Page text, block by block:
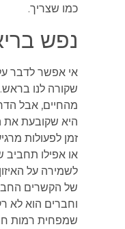
כמו שצריך.
נפש
אי אפשר לדבר על
שקורה לנו בראש.
מהחיים, אבל הדרך
היא שקובעת את
זמן לפעולות
או אפילו תחביב
לשמירה על האיזון.
של הקשרים
וחברים הוא לא רק
שמפחית רמות